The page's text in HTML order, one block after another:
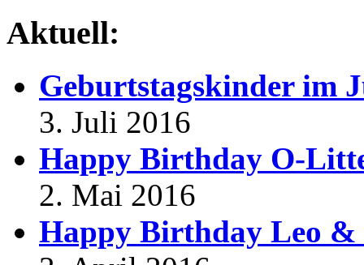
Aktuell:
Geburtstagskinder im
3. Juli 2016
Happy Birthday O-
2. Mai 2016
Happy Birthday Leo &